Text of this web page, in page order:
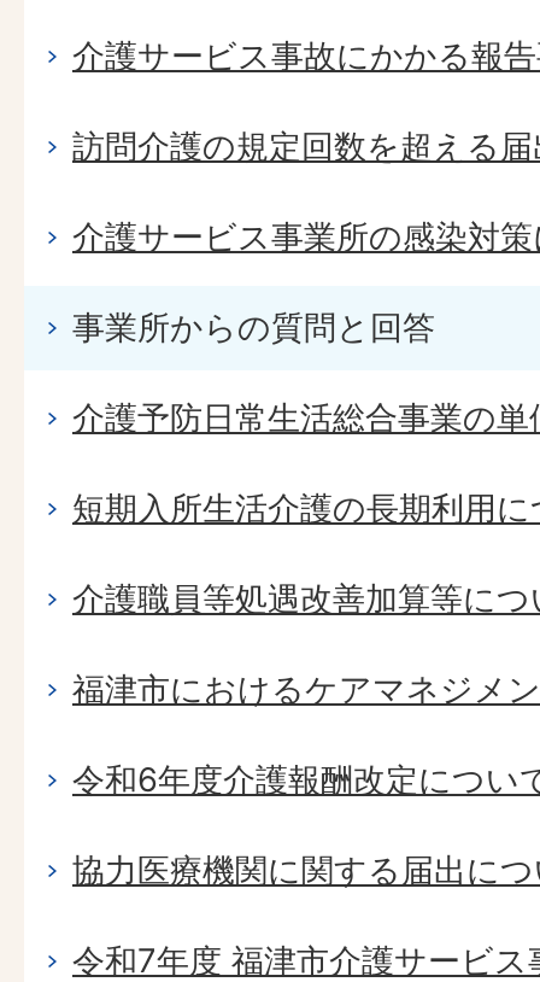
介護サービス事故にかかる報
訪問介護の規定回数を超える
介護サービス事業所の感染対
事業所からの質問と回答
介護予防日常生活総合事業の
短期入所生活介護の長期利用
介護職員等処遇改善加算等に
福津市におけるケアマネジメ
令和6年度介護報酬改定につい
協力医療機関に関する届出に
令和7年度 福津市介護サービス